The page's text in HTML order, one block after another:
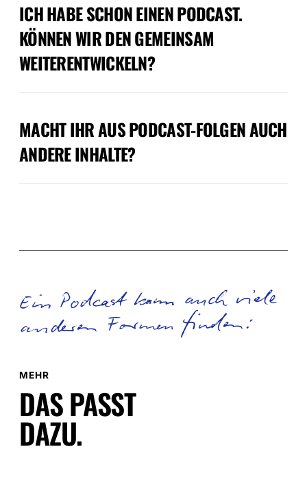
ICH HABE SCHON EINEN PODCAST.
KÖNNEN WIR DEN GEMEINSAM
WEITERENTWICKELN?
MACHT IHR AUS PODCAST-FOLGEN AUCH
ANDERE INHALTE?
Ein Podcast kann auch viele
anderen Formen finden:
MEHR
DAS PASST
DAZU.